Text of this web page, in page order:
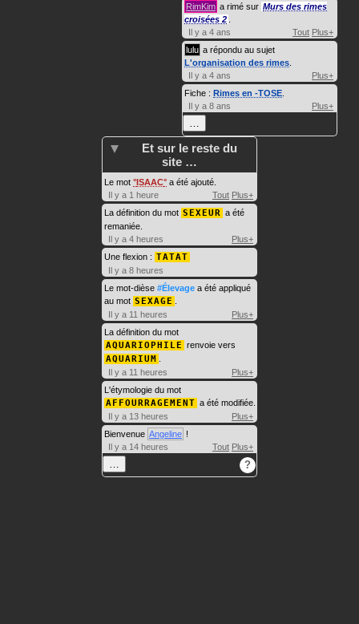
RimKim a rimé sur Murs des rimes
croisées 2
Il y a 4 ans
Tout Plus+
lulu a répondu au sujet
L'organisation des rimes
Il y a 4 ans
Plus+
Fiche : Rimes en -TOSE
Il y a 8 ans
Plus+
Et sur le reste du
site …
Le mot ISAAC a été ajouté.
Il y a 1 heure
Tout Plus+
La définition du mot SEXEUR a été
remaniée.
Il y a 4 heures
Plus+
Une flexion : TATAT
Il y a 8 heures
Le mot-dièse #Élevage a été appliqué
au mot SEXAGE
Il y a 11 heures
Plus+
La définition du mot
AQUARIOPHILE renvoie vers
AQUARIUM
Il y a 11 heures
Plus+
L'étymologie du mot
AFFOURRAGEMENT a été modifiée.
Il y a 13 heures
Plus+
Bienvenue Angeline !
Il y a 14 heures
Tout Plus+
?